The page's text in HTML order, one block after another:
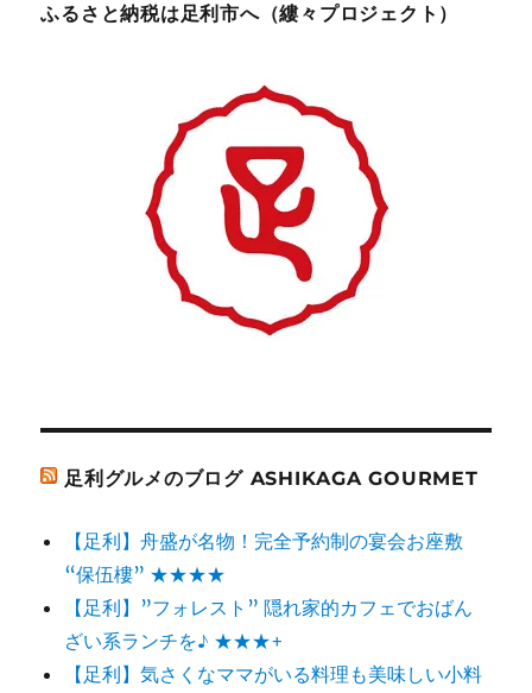
ふるさと納税は足利市へ（縷々プロジェクト）
足利グルメのブログ ASHIKAGA GOURMET
【足利】舟盛が名物！完全予約制の宴会お座敷
“保伍樓” ★★★★
【足利】”フォレスト” 隠れ家的カフェでおばん
ざい系ランチを♪ ★★★+
【足利】気さくなママがいる料理も美味しい小料